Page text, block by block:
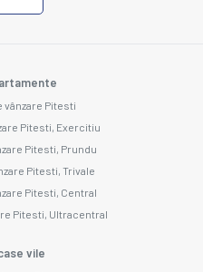
vânzare Pitesti
Pitesti, Exercitiu
Pitesti, Prundu
Pitesti, Trivale
Pitesti, Central
Pitesti, Ultracentral
vile